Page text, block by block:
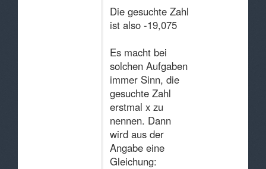
Die gesuchte Zahl
ist also -19,075
Es macht bei
solchen Aufgaben
immer Sinn, die
gesuchte Zahl
erstmal x zu
nennen. Dann
wird aus der
Angabe eine
Gleichung: